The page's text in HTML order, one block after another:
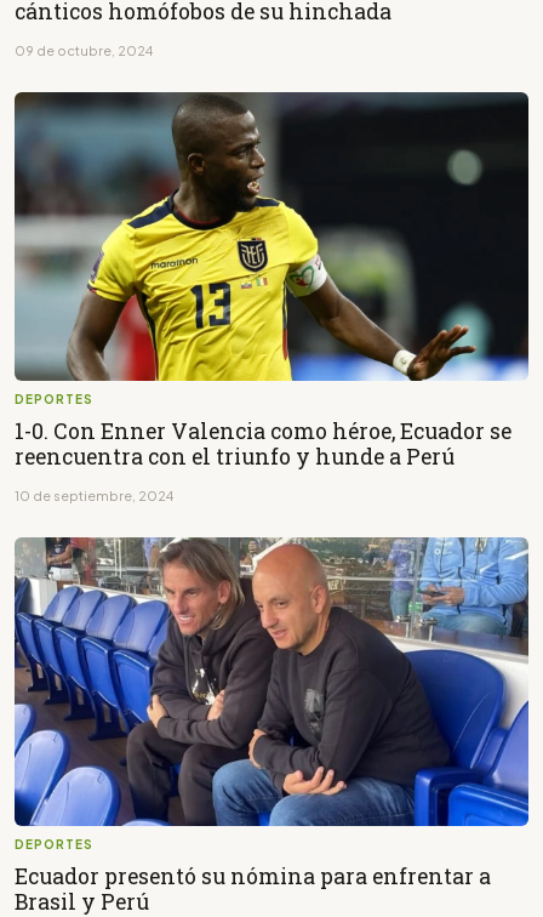
cánticos homófobos de su hinchada
09 de octubre, 2024
DEPORTES
1-0. Con Enner Valencia como héroe, Ecuador se
reencuentra con el triunfo y hunde a Perú
10 de septiembre, 2024
DEPORTES
Ecuador presentó su nómina para enfrentar a
Brasil y Perú